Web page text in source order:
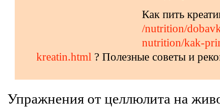
Как пить
/nutrition/
nutrition/kak-
kreatin.html ? Полезные советы и
Упражнения от целлюлита на